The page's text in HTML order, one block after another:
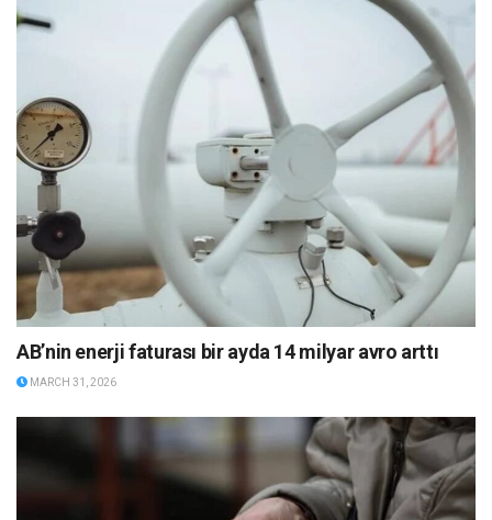
AB’nin enerji faturası bir ayda 14 milyar avro arttı
MARCH 31, 2026